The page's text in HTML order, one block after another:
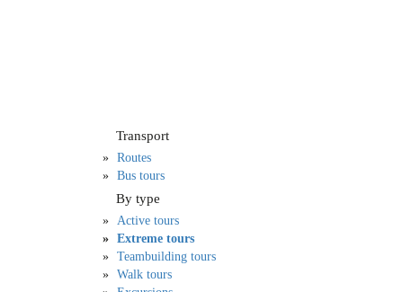
Transport
Routes
Bus tours
By type
Active tours
Extreme tours
Teambuilding tours
Walk tours